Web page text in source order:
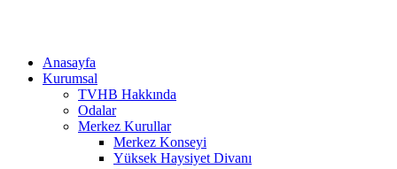
Anasayfa
Kurumsal
TVHB Hakkında
Odalar
Merkez Kurullar
Merkez Konseyi
Yüksek Haysiyet Divanı